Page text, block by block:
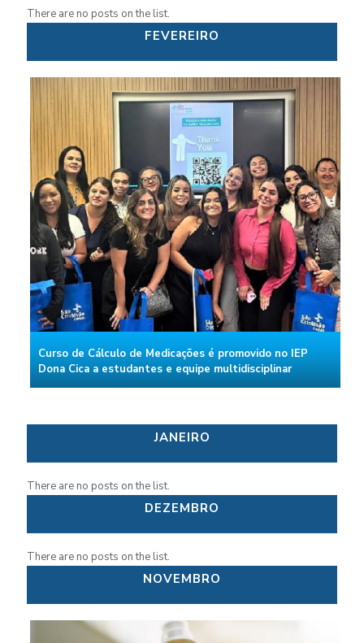
There are no posts on the list.
FEVEREIRO
Curso de Cálculo de Medicações é promovido no IEP
Dona Cica a estudantes e equipe multidisciplinar
JANEIRO
There are no posts on the list.
DEZEMBRO
There are no posts on the list.
NOVEMBRO